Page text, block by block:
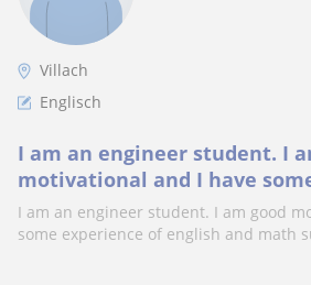
Villach
Englisch
I am an engineer student. I
motivational and I have
english and math subjects
I am an engineer student. I am good
some experience of english and math